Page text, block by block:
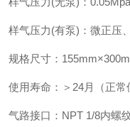
样气压力(有泵)：微正压
规格尺寸：
使用寿命：＞24月（正常
气路接口：NPT 1/8内螺